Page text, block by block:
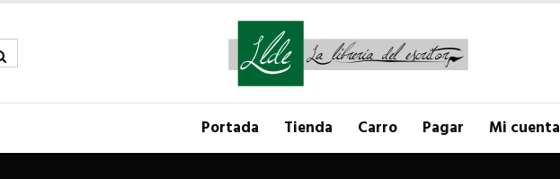
Portada Tienda Carro Pagar Mi cuenta